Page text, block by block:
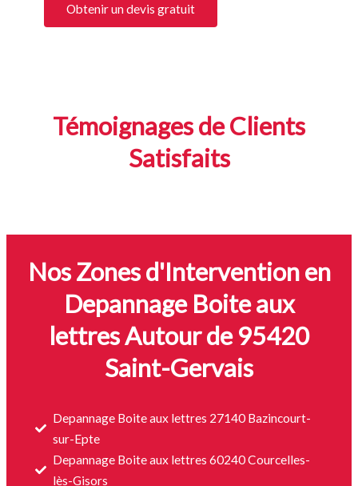
Obtenir un devis gratuit
Témoignages de Clients
Satisfaits
Nos Zones d'Intervention en
Depannage Boite aux
lettres Autour de 95420
Saint-Gervais
Depannage Boite aux lettres 27140 Bazincourt-
sur-Epte
Depannage Boite aux lettres 60240 Courcelles-
lès-Gisors